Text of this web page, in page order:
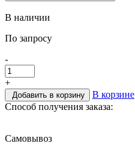
В наличии
По запросу
-
+
Добавить в корзину В корзине
Способ получения заказа:
Самовывоз